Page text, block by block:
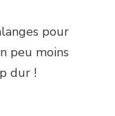
pour
peu moins
dur !